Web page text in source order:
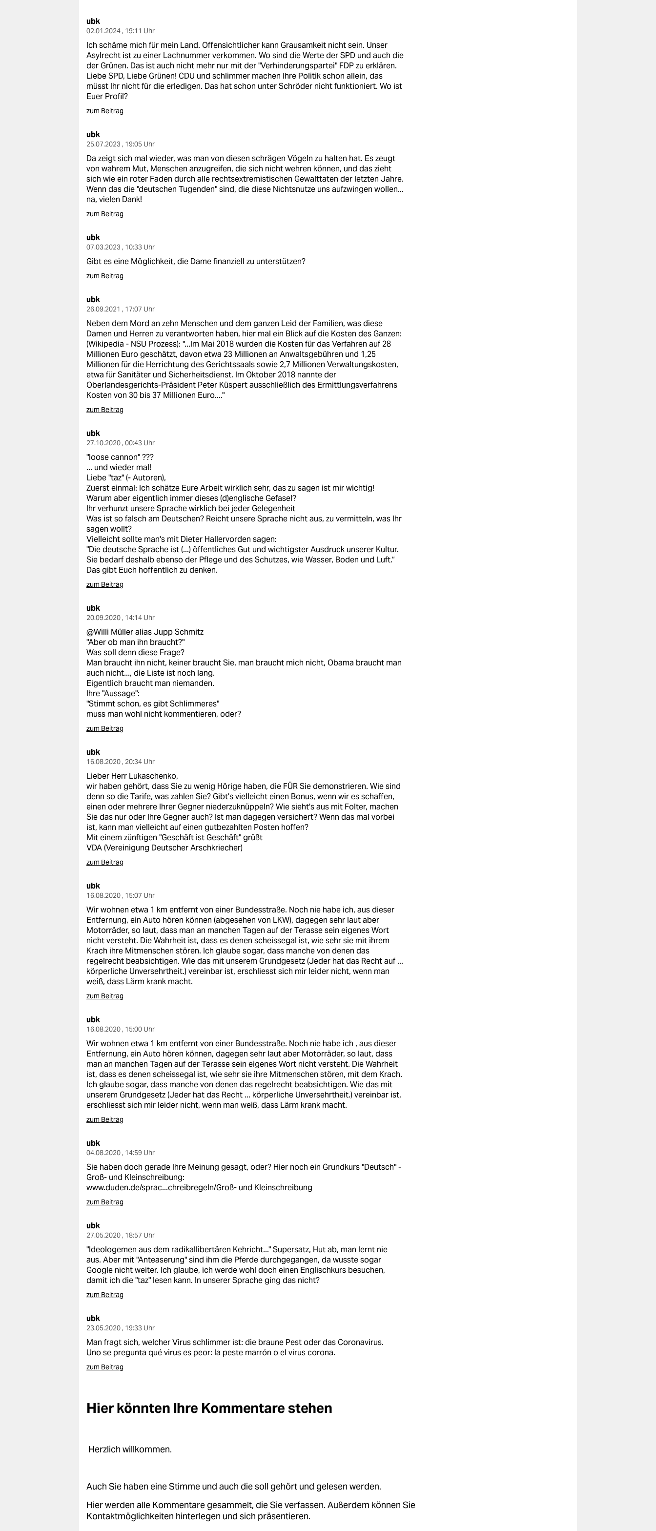
nord
wahrheit
verlag
verlag
fragen & hilfe
unterstützen
abo
genossenschaft
epaper login
ubk
02.01.2024 , 19:11 Uhr
Ich schäme mich für mein Land. Offensichtlicher kann Grausamkeit nicht sein. Unser
Asylrecht ist zu einer Lachnummer verkommen. Wo sind die Werte der SPD und auch die
der Grünen. Das ist auch nicht mehr nur mit der "Verhinderungspartei" FDP zu erklären.
Liebe SPD, Liebe Grünen! CDU und schlimmer machen Ihre Politik schon allein, das
müsst Ihr nicht für die erledigen. Das hat schon unter Schröder nicht funktioniert. Wo ist
Euer Profil?
zum Beitrag
ubk
25.07.2023 , 19:05 Uhr
Da zeigt sich mal wieder, was man von diesen schrägen Vögeln zu halten hat. Es zeugt
von wahrem Mut, Menschen anzugreifen, die sich nicht wehren können, und das zieht
sich wie ein roter Faden durch alle rechtsextremistischen Gewalttaten der letzten Jahre.
Wenn das die "deutschen Tugenden" sind, die diese Nichtsnutze uns aufzwingen wollen...
na, vielen Dank!
zum Beitrag
ubk
07.03.2023 , 10:33 Uhr
Gibt es eine Möglichkeit, die Dame finanziell zu unterstützen?
zum Beitrag
ubk
26.09.2021 , 17:07 Uhr
Neben dem Mord an zehn Menschen und dem ganzen Leid der Familien, was diese
Damen und Herren zu verantworten haben, hier mal ein Blick auf die Kosten des Ganzen:
(Wikipedia - NSU Prozess): "...Im Mai 2018 wurden die Kosten für das Verfahren auf 28
Millionen Euro geschätzt, davon etwa 23 Millionen an Anwaltsgebühren und 1,25
Millionen für die Herrichtung des Gerichtssaals sowie 2,7 Millionen Verwaltungskosten,
etwa für Sanitäter und Sicherheitsdienst. Im Oktober 2018 nannte der
Oberlandesgerichts-Präsident Peter Küspert ausschließlich des Ermittlungsverfahrens
Kosten von 30 bis 37 Millionen Euro...."
zum Beitrag
ubk
27.10.2020 , 00:43 Uhr
"loose cannon" ???
... und wieder mal!
Liebe "taz" (- Autoren),
Zuerst einmal: Ich schätze Eure Arbeit wirklich sehr, das zu sagen ist mir wichtig!
Warum aber eigentlich immer dieses (d)englische Gefasel?
Ihr verhunzt unsere Sprache wirklich bei jeder Gelegenheit
Was ist so falsch am Deutschen? Reicht unsere Sprache nicht aus, zu vermitteln, was Ihr
sagen wollt?
Vielleicht sollte man's mit Dieter Hallervorden sagen:
"Die deutsche Sprache ist (...) öffentliches Gut und wichtigster Ausdruck unserer Kultur.
Sie bedarf deshalb ebenso der Pflege und des Schutzes, wie Wasser, Boden und Luft.“
Das gibt Euch hoffentlich zu denken.
zum Beitrag
ubk
20.09.2020 , 14:14 Uhr
@Willi Müller alias Jupp Schmitz
"Aber ob man ihn braucht?"
Was soll denn diese Frage?
Man braucht ihn nicht, keiner braucht Sie, man braucht mich nicht, Obama braucht man
auch nicht..., die Liste ist noch lang.
Eigentlich braucht man niemanden.
Ihre "Aussage":
"Stimmt schon, es gibt Schlimmeres"
muss man wohl nicht kommentieren, oder?
zum Beitrag
ubk
16.08.2020 , 20:34 Uhr
Lieber Herr Lukaschenko,
wir haben gehört, dass Sie zu wenig Hörige haben, die FÜR Sie demonstrieren. Wie sind
denn so die Tarife, was zahlen Sie? Gibt's vielleicht einen Bonus, wenn wir es schaffen,
einen oder mehrere Ihrer Gegner niederzuknüppeln? Wie sieht's aus mit Folter, machen
Sie das nur oder Ihre Gegner auch? Ist man dagegen versichert? Wenn das mal vorbei
ist, kann man vielleicht auf einen gutbezahlten Posten hoffen?
Mit einem zünftigen "Geschäft ist Geschäft" grüßt
VDA (Vereinigung Deutscher Arschkriecher)
zum Beitrag
ubk
16.08.2020 , 15:07 Uhr
Wir wohnen etwa 1 km entfernt von einer Bundesstraße. Noch nie habe ich, aus dieser
Entfernung, ein Auto hören können (abgesehen von LKW), dagegen sehr laut aber
Motorräder, so laut, dass man an manchen Tagen auf der Terasse sein eigenes Wort
nicht versteht. Die Wahrheit ist, dass es denen scheissegal ist, wie sehr sie mit ihrem
Krach ihre Mitmenschen stören. Ich glaube sogar, dass manche von denen das
regelrecht beabsichtigen. Wie das mit unserem Grundgesetz (Jeder hat das Recht auf ...
körperliche Unversehrtheit.) vereinbar ist, erschliesst sich mir leider nicht, wenn man
weiß, dass Lärm krank macht.
zum Beitrag
ubk
16.08.2020 , 15:00 Uhr
Wir wohnen etwa 1 km entfernt von einer Bundesstraße. Noch nie habe ich , aus dieser
Entfernung, ein Auto hören können, dagegen sehr laut aber Motorräder, so laut, dass
man an manchen Tagen auf der Terasse sein eigenes Wort nicht versteht. Die Wahrheit
ist, dass es denen scheissegal ist, wie sehr sie ihre Mitmenschen stören, mit dem Krach.
Ich glaube sogar, dass manche von denen das regelrecht beabsichtigen. Wie das mit
unserem Grundgesetz (Jeder hat das Recht ... körperliche Unversehrtheit.) vereinbar ist,
erschliesst sich mir leider nicht, wenn man weiß, dass Lärm krank macht.
zum Beitrag
ubk
04.08.2020 , 14:59 Uhr
Sie haben doch gerade Ihre Meinung gesagt, oder? Hier noch ein Grundkurs "Deutsch" -
Groß- und Kleinschreibung:
www.duden.de/sprac...chreibregeln/Groß- und Kleinschreibung
zum Beitrag
ubk
27.05.2020 , 18:57 Uhr
"Ideologemen aus dem radikallibertären Kehricht..." Supersatz, Hut ab, man lernt nie
aus. Aber mit "Anteaserung" sind ihm die Pferde durchgegangen, da wusste sogar
Google nicht weiter. Ich glaube, ich werde wohl doch einen Englischkurs besuchen,
damit ich die "taz" lesen kann. In unserer Sprache ging das nicht?
zum Beitrag
ubk
23.05.2020 , 19:33 Uhr
Man fragt sich, welcher Virus schlimmer ist: die braune Pest oder das Coronavirus.
Uno se pregunta qué virus es peor: la peste marrón o el virus corona.
zum Beitrag
Hier könnten Ihre Kommentare stehen
Herzlich willkommen.
Auch Sie haben eine Stimme und auch die soll gehört und gelesen werden.
Hier werden alle Kommentare gesammelt, die Sie verfassen. Außerdem können Sie
Kontaktmöglichkeiten hinterlegen und sich präsentieren.